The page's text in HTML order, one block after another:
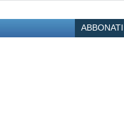
ABBONATI